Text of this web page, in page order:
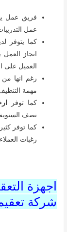
فريق عمل
عمل
كما يتوفر
انجاز
العميل على
رغم انها
مهمة
كما توفر
نصف
كما توفر
رغبات العملاء
اجهزة
شركة